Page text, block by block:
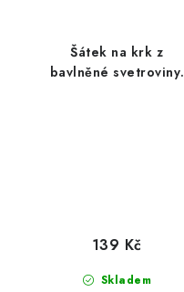
Šátek na krk z
bavlněné svetroviny,
Skladem
139 Kč